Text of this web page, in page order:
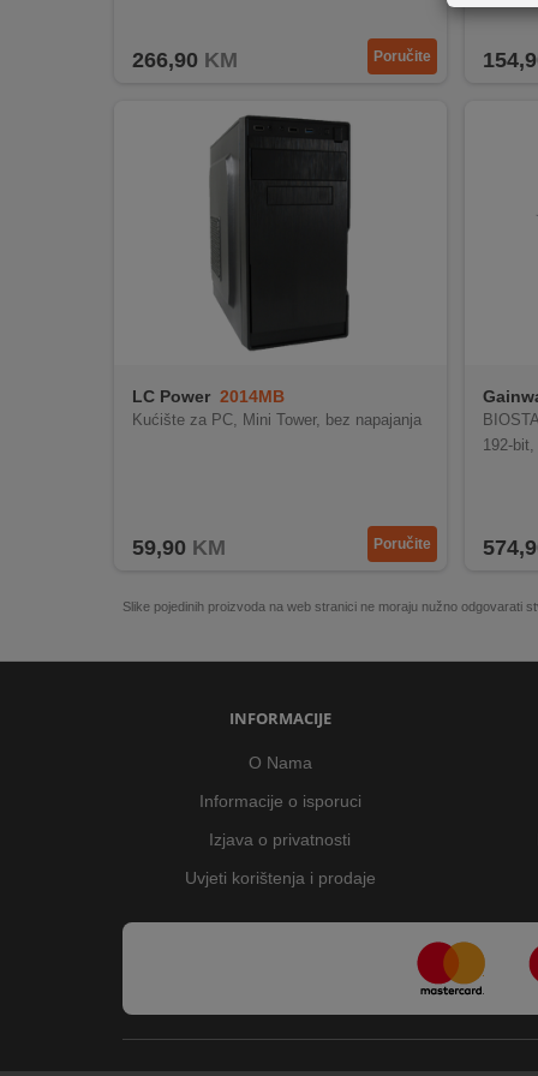
266,90 KM Poručite
LC Power 2014MB
Kućište za PC, Mini Tower, bez napajanja
59,90 KM Poručite
192-
Slike pojedinih proizvoda na web stranici ne moraju nužno odgovarati
INFORMACIJE
O Nama
Informacije o isporuci
Izjava o privatnosti
Uvjeti korištenja i prodaje